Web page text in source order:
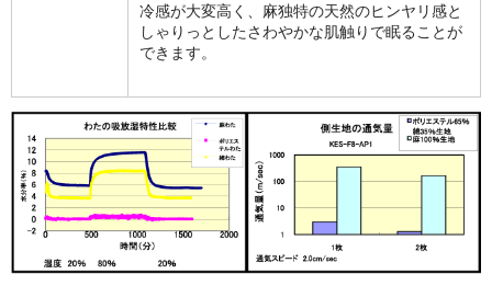
冷感が大変高く、麻独特の天然のヒンヤリ感と
しゃりっとしたさわやかな肌触りで眠ることが
できます。